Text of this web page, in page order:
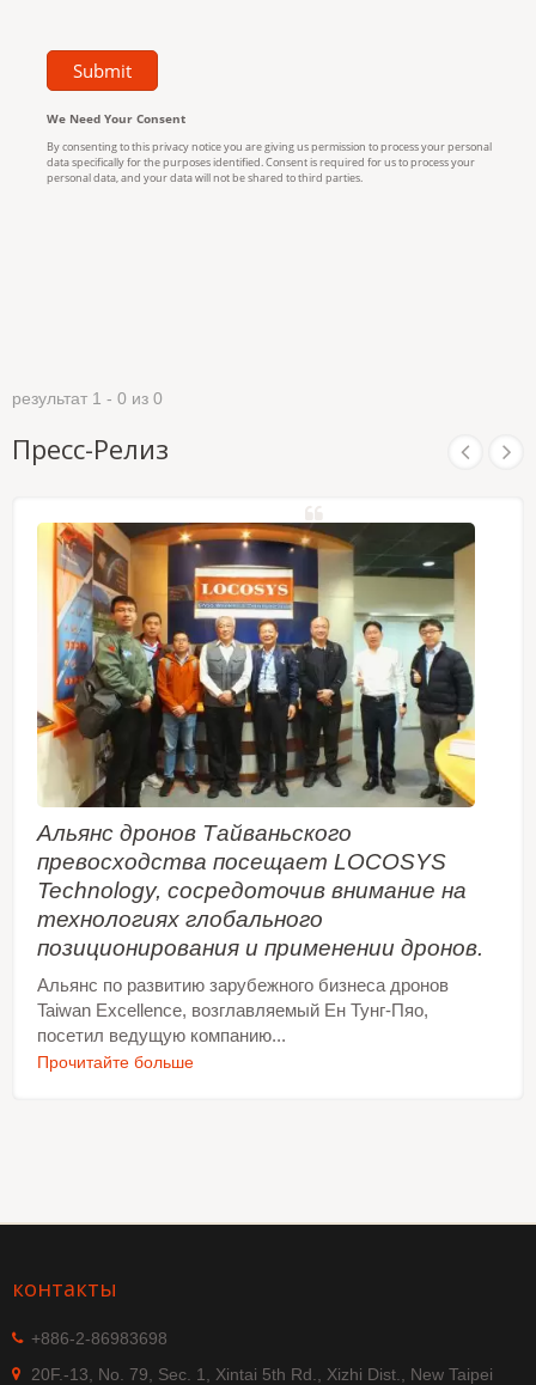
результат 1 - 0 из 0
Пресс-Релиз
Альянс дронов Тайваньского
превосходства посещает LOCOSYS
Technology, сосредоточив внимание на
технологиях глобального
позиционирования и применении дронов.
Альянс по развитию зарубежного бизнеса дронов
Taiwan Excellence, возглавляемый Ен Тунг-Пяо,
посетил ведущую компанию...
Прочитайте больше
контакты
+886-2-86983698
20F.-13, No. 79, Sec. 1, Xintai 5th Rd., Xizhi Dist., New Taipei